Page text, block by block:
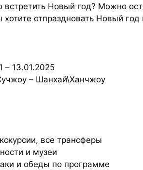
встретить Новый год? Можно
хотите отпраздновать Новый
– 13.01.2025
– Шанхай\Ханчжоу
все трансферы
и музеи
и обеды по программе